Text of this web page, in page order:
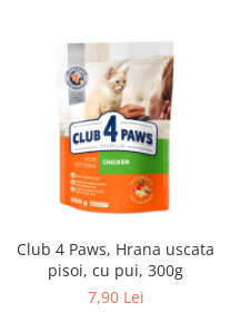
Club 4 Paws, Hrana uscata
pisoi, cu pui, 300g
7,90 Lei